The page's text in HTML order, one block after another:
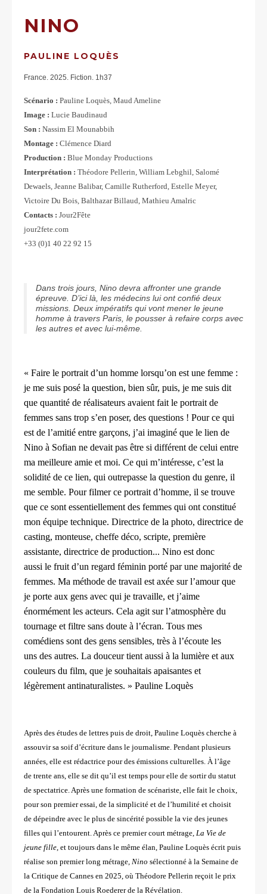
NINO
PAULINE LOQUÈS
France. 2025. Fiction. 1h37
Scénario : Pauline Loquès, Maud Ameline
Image : Lucie Baudinaud
Son : Nassim El Mounabbih
Montage : Clémence Diard
Production : Blue Monday Productions
Interprétation : Théodore Pellerin, William Lebghil, Salomé
Dewaels, Jeanne Balibar, Camille Rutherford, Estelle Meyer,
Victoire Du Bois, Balthazar Billaud, Mathieu Amalric
Contacts : Jour2Fête
jour2fete.com
+33 (0)1 40 22 92 15
Dans trois jours, Nino devra affronter une grande
épreuve. D’ici là, les médecins lui ont confié deux
missions. Deux impératifs qui vont mener le jeune
homme à travers Paris, le pousser à refaire corps avec
les autres et avec lui-même.
« Faire le portrait d’un homme lorsqu’on est une femme :
je me suis posé la question, bien sûr, puis, je me suis dit
que quantité de réalisateurs avaient fait le portrait de
femmes sans trop s’en poser, des questions ! Pour ce qui
est de l’amitié entre garçons, j’ai imaginé que le lien de
Nino à Sofian ne devait pas être si différent de celui entre
ma meilleure amie et moi. Ce qui m’intéresse, c’est la
solidité de ce lien, qui outrepasse la question du genre, il
me semble. Pourfilmer ce portrait d’homme, il se trouve
que ce sont essentiellement des femmes qui ont constitué
mon équipe technique. Directrice de la photo, directrice de
casting, monteuse, cheffe déco, scripte, première
assistante, directrice de production... Nino est donc
aussi le fruit d’un regard féminin porté par une majorité de
femmes. Ma méthode de travail est axée sur l’amour que
je porte aux gens avec qui je travaille, et j’aime
énormément les acteurs. Cela agit sur l’atmosphère du
tournage et filtre sans doute à l’écran. Tous mes
comédiens sont des gens sensibles, très à l’écoute les
uns des autres. La douceur tient aussi à la lumière et aux
couleurs du film, que je souhaitais apaisantes et
légèrement antinaturalistes. » Pauline Loquès
Après des études de lettres puis de droit, Pauline Loquès cherche à
assouvir sa soif d’écriture dans le journalisme. Pendant plusieurs
années, elle est rédactrice pour des émissions culturelles. À l’âge
de trente ans, elle se dit qu’il est temps pour elle de sortir du statut
de spectatrice. Après une formation de scénariste, elle fait le choix,
pour son premier essai, de la simplicité et de l’humilité et choisit
de dépeindre avec le plus de sincérité possible la vie des jeunes
filles qui l’entourent. Après ce premiercourt métrage, La Vie de
jeune fille, et toujours dans le même élan, Pauline Loquès écrit puis
réalise son premier long métrage, Nino sélectionné à la Semaine de
la Critique de Cannes en 2025, où Théodore Pellerin reçoit le prix
de la Fondation Louis Roederer de la Révélation.